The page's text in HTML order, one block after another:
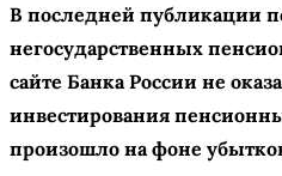
В последней публикации
негосударственных
сайте Банка России не
инвестирования
произошло на фоне